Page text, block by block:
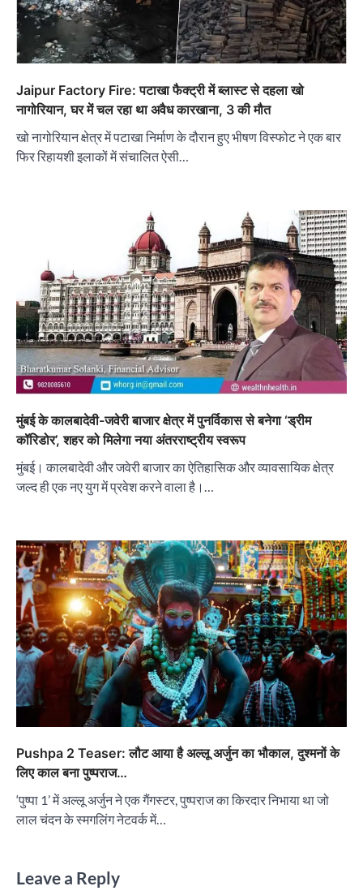
Jaipur Factory Fire: पटाखा फैक्ट्री में ब्लास्ट से दहला खो
नागोरियान, घर में चल रहा था अवैध कारखाना, 3 की मौत
खो नागोरियान क्षेत्र में पटाखा निर्माण के दौरान हुए भीषण विस्फोट ने एक बार
फिर रिहायशी इलाकों में संचालित ऐसी…
मुंबई के कालबादेवी-जवेरी बाजार क्षेत्र में पुनर्विकास से बनेगा ‘ड्रीम
कॉरिडोर’, शहर को मिलेगा नया अंतरराष्ट्रीय स्वरूप
मुंबई। कालबादेवी और जवेरी बाजार का ऐतिहासिक और व्यावसायिक क्षेत्र
जल्द ही एक नए युग में प्रवेश करने वाला है।…
Pushpa 2 Teaser: लौट आया है अल्लू अर्जुन का भौकाल, दुश्मनों के
लिए काल बना पुष्पराज…
‘पुष्पा 1’ में अल्लू अर्जुन ने एक गैंगस्टर, पुष्पराज का किरदार निभाया था जो
लाल चंदन के स्मगलिंग नेटवर्क में…
Leave a Reply